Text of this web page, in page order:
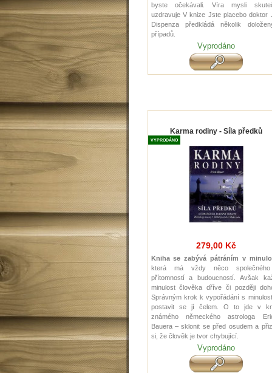
byste očekávali. Víra mysli
uzdravuje V knize Jste placebo doktor
Dispenza předkládá několik
případů.
Vyprodáno
Karma rodiny - Síla předků
VYPRODÁNO
279,00 Kč
Kniha se zabývá pátráním v
která má vždy něco
přítomností a budoucností. Avšak
minulost člověka dříve či později
Správným krok k vypořádání s
postavit se jí čelem. O to jde v
známého německého astrologa
Bauera – sklonit se před osudem a
si, že člověk je tvor chybující.
Vyprodáno